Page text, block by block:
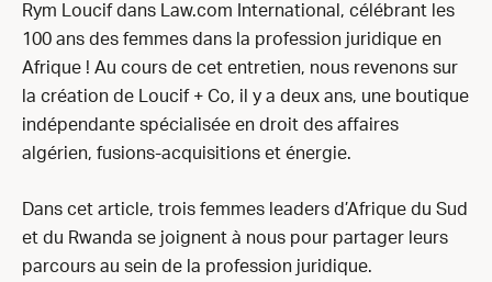
Rym Loucif dans Law.com International, célébrant les
100 ans des femmes dans la profession juridique en
Afrique ! Au cours de cet entretien, nous revenons sur
la création de Loucif + Co, il y a deux ans, une boutique
indépendante spécialisée en droit des affaires
algérien, fusions-acquisitions et énergie.
Dans cet article, trois femmes leaders d’Afrique du Sud
et du Rwanda se joignent à nous pour partager leurs
parcours au sein de la profession juridique.